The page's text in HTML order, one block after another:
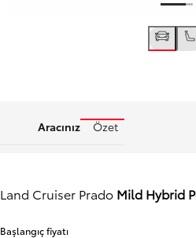
Aracınız Özet
Land Cruiser Prado Mild Hybrid
Başlangıç fiyatı